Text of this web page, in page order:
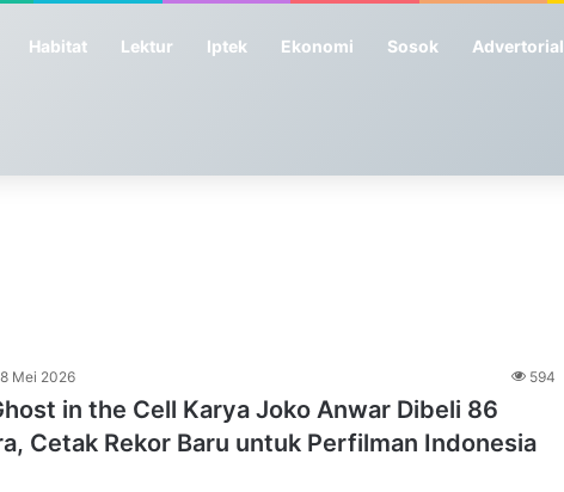
Habitat Lektur Iptek Ekonomi Sosok Advertorial
8 Mei 2026 594
in the Cell Karya Joko Anwar Dibeli 86
Cetak Rekor Baru untuk Perfilman Indonesia